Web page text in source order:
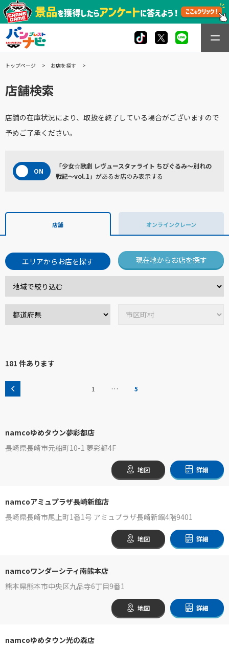
トップページ お店を探す
店舗検索
店舗の在庫状況により、取扱を終了している場合がございますので
予めご了承ください。
「少女☆歌劇 レヴュースタァライト ちびぐるみ～別れの
戦記～vol.1」 があるお店のみ表示する
店舗 オンラインクレーン
エリアからお店を探す 現在地からお店を探す
181 件あります
1 … 5
namcoゆめタウン夢彩都店
長崎県長崎市元船町10-1 夢彩都4F
地図 詳細
namcoアミュプラザ長崎新館店
長崎県長崎市尾上町1番1号 アミュプラザ長崎新館4階9401
地図 詳細
namcoワンダーシティ南熊本店
熊本県熊本市中央区九品寺6丁目9番1
地図 詳細
namcoゆめタウン光の森店